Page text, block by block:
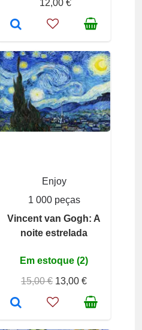
12,00 €
Enjoy
1 000 peças
Vincent van Gogh: A
noite estrelada
Em estoque (2)
15,00 € 13,00 €